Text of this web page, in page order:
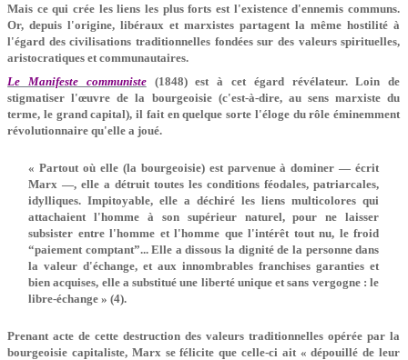
Mais ce qui crée les liens les plus forts est l'existence d'ennemis communs.
Or, depuis l'origine, libéraux et marxistes partagent la même hostilité à
l'égard des civilisations traditionnelles fondées sur des valeurs spirituelles,
aristocratiques et communautaires.
Le Manifeste communiste(1848) est à cet égard révélateur. Loin de
stigmatiser l'œuvre de la bourgeoisie (c'est-à-dire, au sens marxiste du
terme, le grand capital), il fait en quelque sorte l'éloge du rôle éminemment
révolutionnaire qu'elle a joué.
« Partout où elle (la bourgeoisie) est parvenue à dominer — écrit
Marx —, elle a détruit toutes les conditions féodales, patriarcales,
idylliques. Impitoyable, elle a déchiré les liens multicolores qui
attachaient l'homme à son supérieur naturel, pour ne laisser
subsister entre l'homme et l'homme que l'intérêt tout nu, le froid
“paiement comptant”... Elle a dissous la dignité de la personne dans
la valeur d'échange, et aux innombrables franchises garanties et
bien acquises, elle a substitué une liberté unique et sans vergogne : le
libre-échange » (4).
Prenant acte de cette destruction des valeurs traditionnelles opérée par la
bourgeoisie capitaliste, Marx se félicite que celle-ci ait « dépouillé de leur